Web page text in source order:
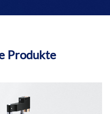
Produkte